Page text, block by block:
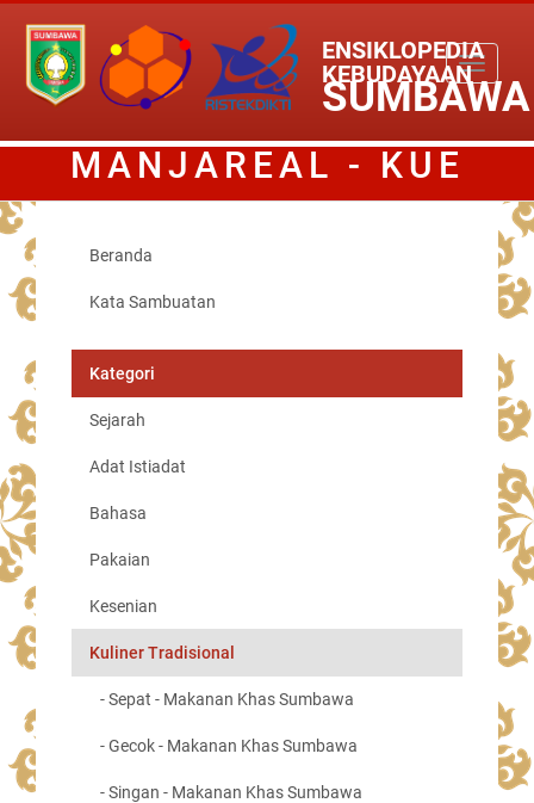
Toggle
ENSIKLOPEDIA
KEBUDAYAAN
SUMBAWA
MANJAREAL - KUE
KHAS SUMBAWA
Beranda
Kata Sambuatan
Kategori
Sejarah
Adat Istiadat
Bahasa
Pakaian
Kesenian
Kuliner Tradisional
- Sepat - Makanan Khas Sumbawa
- Gecok - Makanan Khas Sumbawa
- Singan - Makanan Khas Sumbawa